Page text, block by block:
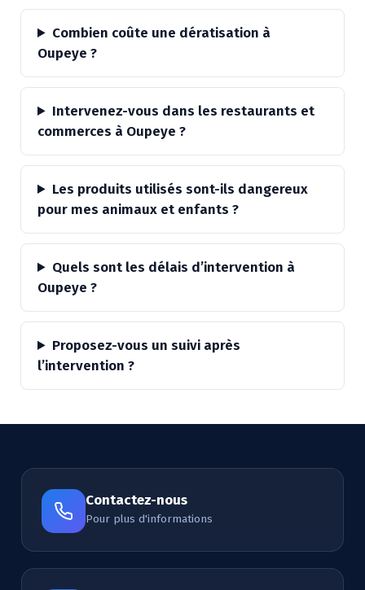
Combien coûte une dératisation à
Oupeye ?
Intervenez-vous dans les restaurants et
commerces à Oupeye ?
Les produits utilisés sont-ils dangereux
pour mes animaux et enfants ?
Quels sont les délais d’intervention à
Oupeye ?
Proposez-vous un suivi après
l’intervention ?
Contactez-nous
Pour plus d'informations